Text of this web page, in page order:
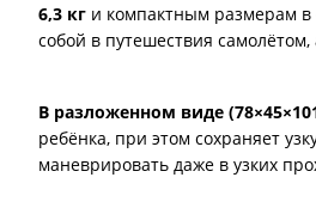
6,3 кг и компактным размерам
собой в путешествия
В разложенном виде
ребёнка, при этом сохраняет
маневрировать даже в узких